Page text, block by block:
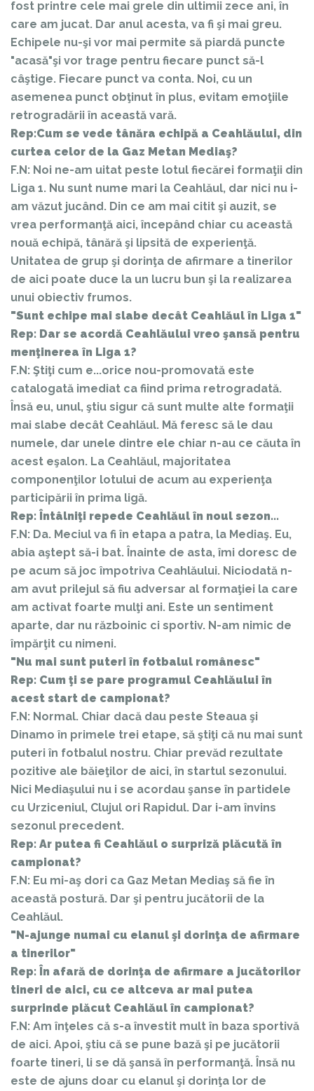
fost printre cele mai grele din ultimii zece ani, în
care am jucat. Dar anul acesta, va fi şi mai greu.
Echipele nu-şi vor mai permite să piardă puncte
"acasă"şi vor trage pentru fiecare punct să-l
câştige. Fiecare punct va conta. Noi, cu un
asemenea punct obţinut în plus, evitam emoţiile
retrogradării în această vară.
Rep:Cum se vede tânăra echipă a Ceahlăului, din
curtea celor de la Gaz Metan Mediaş?
F.N: Noi ne-am uitat peste lotul fiecărei formaţii din
Liga 1. Nu sunt nume mari la Ceahlăul, dar nici nu i-
am văzut jucând. Din ce am mai citit şi auzit, se
vrea performanţă aici, începând chiar cu această
nouă echipă, tânără şi lipsită de experienţă.
Unitatea de grup şi dorinţa de afirmare a tinerilor
de aici poate duce la un lucru bun şi la realizarea
unui obiectiv frumos.
"Sunt echipe mai slabe decât Ceahlăul în Liga 1"
Rep: Dar se acordă Ceahlăului vreo şansă pentru
menţinerea în Liga 1?
F.N: Ştiţi cum e...orice nou-promovată este
catalogată imediat ca fiind prima retrogradată.
Însă eu, unul, ştiu sigur că sunt multe alte formaţii
mai slabe decât Ceahlăul. Mă feresc să le dau
numele, dar unele dintre ele chiar n-au ce căuta în
acest eşalon. La Ceahlăul, majoritatea
componenţilor lotului de acum au experienţa
participării în prima ligă.
Rep: Întâlniţi repede Ceahlăul în noul sezon...
F.N: Da. Meciul va fi în etapa a patra, la Mediaş. Eu,
abia aştept să-i bat. Înainte de asta, îmi doresc de
pe acum să joc împotriva Ceahlăului. Niciodată n-
am avut prilejul să fiu adversar al formaţiei la care
am activat foarte mulţi ani. Este un sentiment
aparte, dar nu războinic ci sportiv. N-am nimic de
împărţit cu nimeni.
"Nu mai sunt puteri în fotbalul românesc"
Rep: Cum ţi se pare programul Ceahlăului în
acest start de campionat?
F.N: Normal. Chiar dacă dau peste Steaua şi
Dinamo în primele trei etape, să ştiţi că nu mai sunt
puteri în fotbalul nostru. Chiar prevăd rezultate
pozitive ale băieţilor de aici, în startul sezonului.
Nici Mediaşului nu i se acordau şanse în partidele
cu Urziceniul, Clujul ori Rapidul. Dar i-am învins
sezonul precedent.
Rep: Ar putea fi Ceahlăul o surpriză plăcută în
campionat?
F.N: Eu mi-aş dori ca Gaz Metan Mediaş să fie în
această postură. Dar şi pentru jucătorii de la
Ceahlăul.
"N-ajunge numai cu elanul şi dorinţa de afirmare
a tinerilor"
Rep: În afară de dorinţa de afirmare a jucătorilor
tineri de aici, cu ce altceva ar mai putea
surprinde plăcut Ceahlăul în campionat?
F.N: Am înţeles că s-a învestit mult în baza sportivă
de aici. Apoi, ştiu că se pune bază şi pe jucătorii
foarte tineri, li se dă şansă în performanţă. Însă nu
este de ajuns doar cu elanul şi dorinţa lor de